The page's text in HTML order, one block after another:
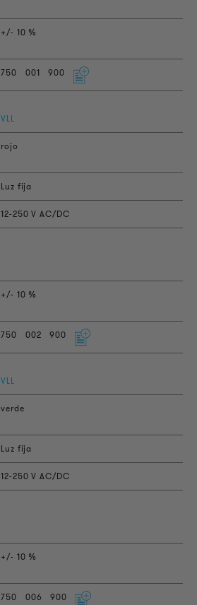
+/- 10 %
750 001 900
VLL
rojo
Luz fija
12-250 V AC/DC
+/- 10 %
750 002 900
VLL
verde
Luz fija
12-250 V AC/DC
+/- 10 %
750 006 900